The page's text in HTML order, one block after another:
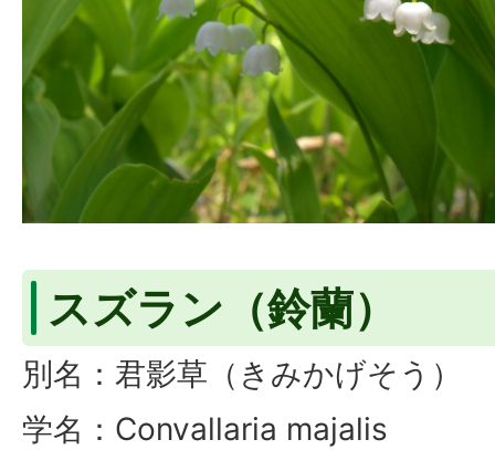
スズラン（鈴蘭）
別名：君影草（きみかげそう）
学名：Convallaria majalis